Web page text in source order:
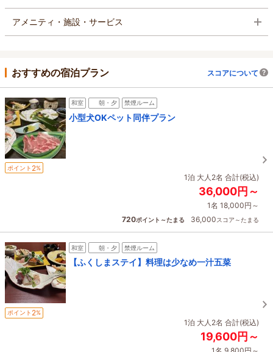
アメニティ・施設・サービス
おすすめの宿泊プラン スコアについて
和室 朝・夕 禁煙ルーム
小型犬OKペット同伴プラン
ポイント 2%
1泊 大人2名 合計(税込)
36,000円～
1名 18,000円～
720ポイント～たまる 36,000スコア～たまる
和室 朝・夕 禁煙ルーム
【ふくしまステイ】料理は少なめ一汁五菜
ポイント 2%
1泊 大人2名 合計(税込)
19,600円～